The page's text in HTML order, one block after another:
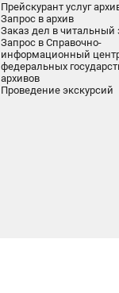
Прейскурант услуг
Запрос в архив
Заказ дел в читальный
Запрос в Справочно-
информационный
федеральных
архивов
Проведение экскурсий